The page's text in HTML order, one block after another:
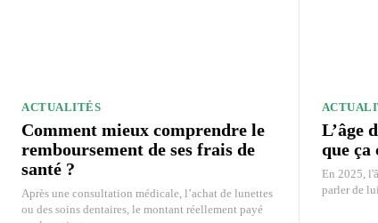
ACTUALITÉS
Comment mieux comprendre le
remboursement de ses frais de
santé ?
Après une consultation médicale, l’achat de lunettes
ou des soins dentaires, le montant réellement payé
L’âge
que ça
En 2025,
parler de